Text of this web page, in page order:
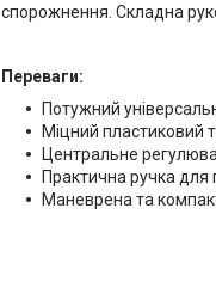
спорожнення. Складна
Переваги:
Потужний
Міцний пластиковий
Центральне
Практична ручка для
Маневрена та